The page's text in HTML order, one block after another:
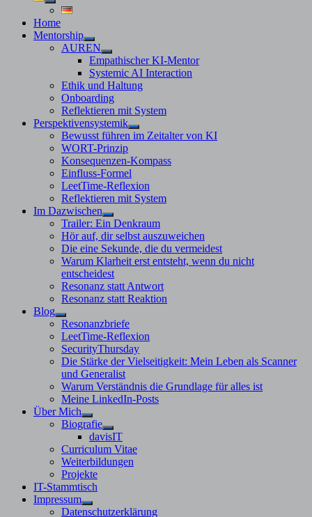
Untermenü
anzeigen
Home
Mentorship
Untermenü
anzeigen
AUREN
Untermenü
anzeigen
Empathischer KI-Mentor
Systemic AI Interaction
Ethik und Haltung
Onboarding
Reflektieren mit System
Perspektivensystemik
Untermenü
anzeigen
Bewusst führen im Zeitalter von KI
WORT-Prinzip
Konsequenzen-Kompass
Einfluss-Formel
LeetTime-Reflexion
Reflektieren mit System
Im Dazwischen
Untermenü
anzeigen
Trailer: Ein Denkraum
Hör auf, dir selbst auszuweichen
Die eine Sekunde, die du vermeidest
Warum Klarheit erst entsteht, wenn du nicht
entscheidest
Resonanz statt Antwort
Resonanz statt Reaktion
Blog
Untermenü
anzeigen
Resonanzbriefe
LeetTime-Reflexion
SecurityThursday
Die Stärke der Vielseitigkeit: Mein Leben als Scanner
und Generalist
Warum Verständnis die Grundlage für alles ist
Meine LinkedIn-Posts
Über Mich
Untermenü
anzeigen
Biografie
Untermenü
anzeigen
davisIT
Curriculum Vitae
Weiterbildungen
Projekte
IT-Stammtisch
Impressum
Untermenü
Datenschutzerklärung